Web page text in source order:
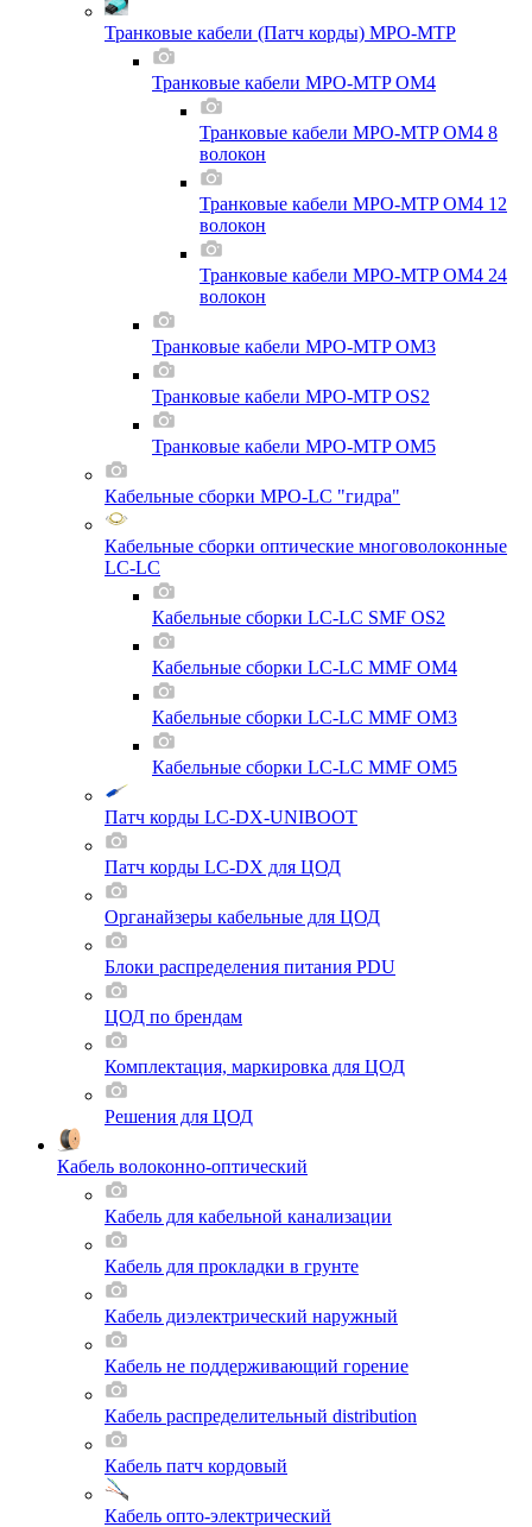
Транковые кабели (Патч корды) MPO-MTP
Транковые кабели MPO-MTP OM4
Транковые кабели MPO-MTP OM4 8
волокон
Транковые кабели MPO-MTP OM4 12
волокон
Транковые кабели MPO-MTP OM4 24
волокон
Транковые кабели MPO-MTP OM3
Транковые кабели MPO-MTP OS2
Транковые кабели MPO-MTP OM5
Кабельные сборки MPO-LC "гидра"
Кабельные сборки оптические многоволоконные
LC-LC
Кабельные сборки LC-LC SMF OS2
Кабельные сборки LC-LC MMF OM4
Кабельные сборки LC-LC MMF OM3
Кабельные сборки LC-LC MMF OM5
Патч корды LC-DX-UNIBOOT
Патч корды LC-DX для ЦОД
Органайзеры кабельные для ЦОД
Блоки распределения питания PDU
ЦОД по брендам
Комплектация, маркировка для ЦОД
Решения для ЦОД
Кабель волоконно-оптический
Кабель для кабельной канализации
Кабель для прокладки в грунте
Кабель диэлектрический наружный
Кабель не поддерживающий горение
Кабель распределительный distribution
Кабель патч кордовый
Кабель опто-электрический